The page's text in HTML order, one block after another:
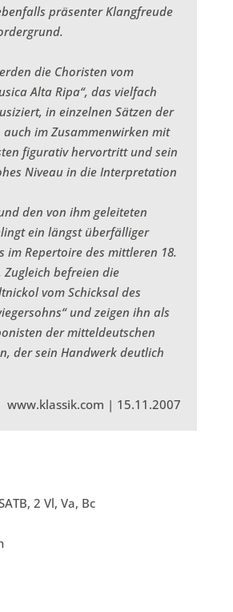
präsenter Klangfreude
die Choristen vom
Alta Ripa“, das vielfach
in einzelnen Sätzen der
auch im Zusammenwirken mit
figurativ hervortritt und sein
Niveau in die Interpretation
den von ihm geleiteten
ein längst überfälliger
im Repertoire des mittleren 18.
Zugleich befreien die
vom Schicksal des
und zeigen ihn als
der mitteldeutschen
der sein Handwerk deutlich
www.klassik.com | 15.11.2007
2 Vl, Va, Bc